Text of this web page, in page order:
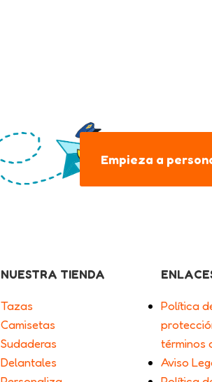
Empieza a
NUESTRA TIENDA
Tazas
Camisetas
Sudaderas
Delantales
Política
términos
Aviso